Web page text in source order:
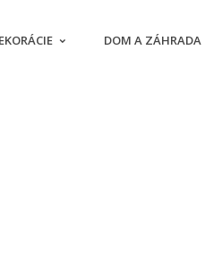
DOM A ZÁHRADA